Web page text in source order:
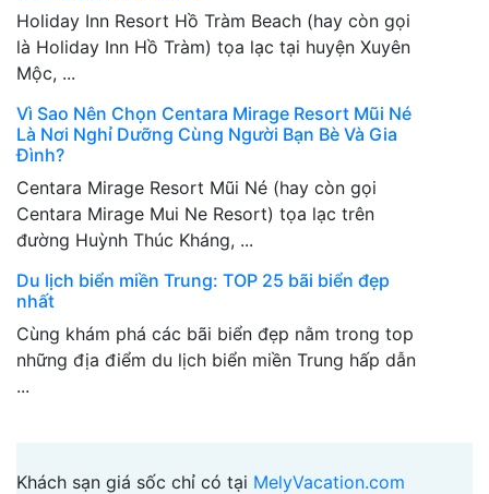
Holiday Inn Resort Hồ Tràm Beach (hay còn gọi
là Holiday Inn Hồ Tràm) tọa lạc tại huyện Xuyên
Mộc, ...
Vì Sao Nên Chọn Centara Mirage Resort Mũi Né
Là Nơi Nghỉ Dưỡng Cùng Người Bạn Bè Và Gia
Đình?
Centara Mirage Resort Mũi Né (hay còn gọi
Centara Mirage Mui Ne Resort) tọa lạc trên
đường Huỳnh Thúc Kháng, ...
Du lịch biển miền Trung: TOP 25 bãi biển đẹp
nhất
Cùng khám phá các bãi biển đẹp nằm trong top
những địa điểm du lịch biển miền Trung hấp dẫn
...
Khách sạn giá sốc chỉ có tại MelyVacation.com